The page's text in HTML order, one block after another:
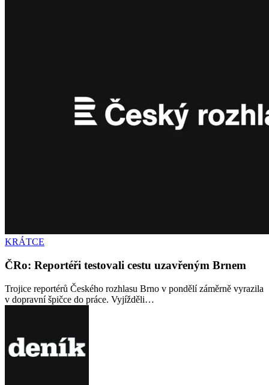
KRÁTCE
ČRo: Reportéři testovali cestu uzavřeným Brnem
Trojice reportérů Českého rozhlasu Brno v pondělí záměrně vyrazila
v dopravní špičce do práce. Vyjížděli…